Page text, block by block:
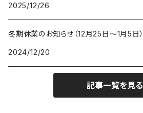
2025/12/26
冬期休業のお知らせ（12月25日〜1月5日）
2024/12/20
記事一覧を見る